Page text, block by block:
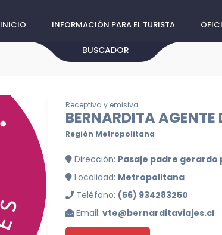
INICIO INFORMACIÓN PARA EL TURISTA
BUSCADOR
Receptiva y emisiva
BERNARDITA AGENTE
Región Metropolitana
Dirección: Pasaje padre gerardo
Localidad: Metropolitana
Teléfono: (56) 934283250
Email: vte@bernarditaviajes.cl